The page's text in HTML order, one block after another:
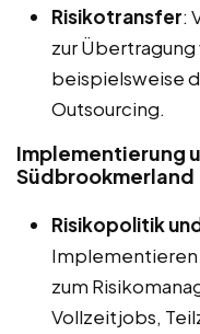
Risikotransfer:
zur Übertragung
beispielsweise
Outsourcing.
Implementierung
Südbrookmerland
Risikopolitik
Implementieren
zum
Vollzeitjobs,